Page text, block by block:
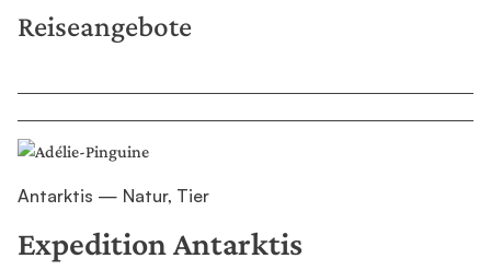
Reiseangebote
Antarktis — Natur, Tier
Expedition Antarktis